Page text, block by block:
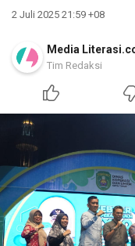
2 Juli 2025 21:59 +08
Media
Tim Redaksi